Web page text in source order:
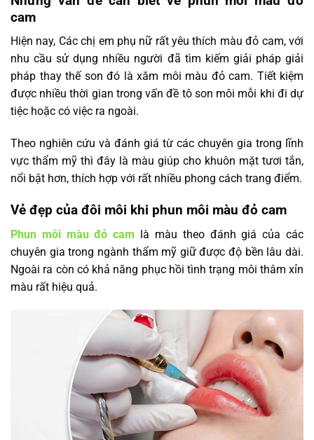
cam
Hiện nay, Các chị em phụ nữ rất yêu thích màu đỏ cam, với
nhu cầu sử dụng nhiều người đã tìm kiếm giải pháp giải
pháp thay thế son đó là xăm môi màu đỏ cam. Tiết kiệm
được nhiều thời gian trong vấn đề tô son môi mỗi khi đi dự
tiệc hoặc có việc ra ngoài.
Theo nghiên cứu và đánh giá từ các chuyên gia trong lĩnh
vực thẩm mỹ thì đây là màu giúp cho khuôn mặt tươi tắn,
nổi bật hơn, thích hợp với rất nhiều phong cách trang điểm.
Vẻ đẹp của đôi môi khi phun môi màu đỏ cam
Phun môi màu đỏ cam là màu theo đánh giá của các
chuyên gia trong ngành thẩm mỹ giữ được độ bền lâu dài.
Ngoài ra còn có khả năng phục hồi tình trạng môi thâm xỉn
màu rất hiệu quả.